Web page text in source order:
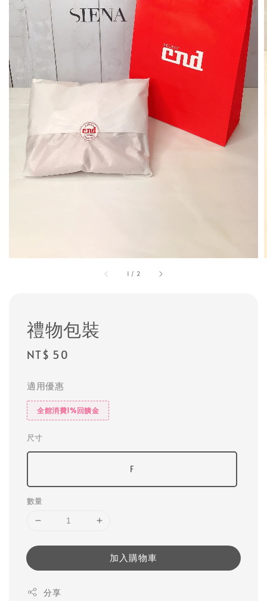
1 / 2
禮物包裝
Regular
NT$ 50
適用優惠
全館消費1%回饋金
尺寸
F
數量
加入購物車
分享